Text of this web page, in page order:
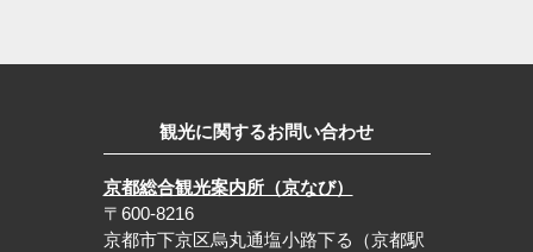
観光に関するお問い合わせ
京都総合観光案内所（京なび）
〒600-8216
京都市下京区烏丸通塩小路下る（京都駅